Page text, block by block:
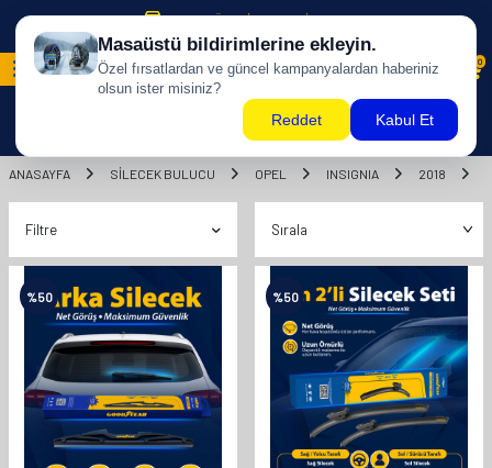
500 TL ÜZERİ KARGO BİZDEN !
0
ANASAYFA SILECEK BULUCU OPEL INSIGNIA 2018
Filtre
%50 %50